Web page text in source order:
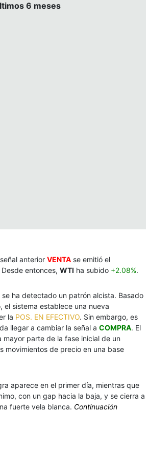
6 meses
anterior VENTA se emitió el
entonces, WTI ha subido +2.08%.
ha detectado un patrón alcista. Basado
sistema establece una nueva
la POS. EN EFECTIVO. Sin embargo, es
llegar a cambiar la señal a COMPRA. El
parte de la fase inicial de un
movimientos de precio en una base
aparece en el primer día, mientras que
con un gap hacia la baja, y se cierra a
fuerte vela blanca. Continuación